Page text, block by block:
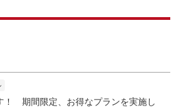
！ 期間限定、お得なプランを実施し